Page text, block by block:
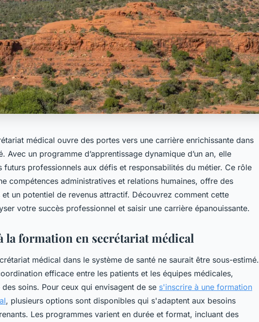
médical ouvre des portes vers une carrière enrichissante dans
Avec un programme d’apprentissage dynamique d’un an, elle
futurs professionnels aux défis et responsabilités du métier. Ce rôle
compétences administratives et relations humaines, offre des
un potentiel de revenus attractif. Découvrez comment cette
votre succès professionnel et saisir une carrière épanouissante.
formation en secrétariat médical
médical dans le système de santé ne saurait être sous-estimé.
efficace entre les patients et les équipes médicales,
soins. Pour ceux qui envisagent de se s'inscrire à une formation
, plusieurs options sont disponibles qui s'adaptent aux besoins
Les programmes varient en durée et format, incluant des